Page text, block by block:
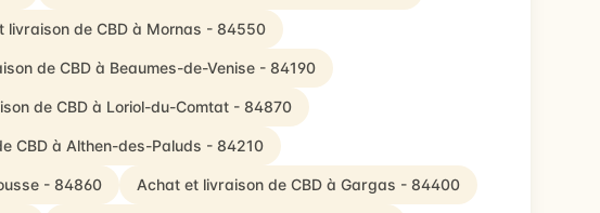
livraison de CBD à Mornas - 84550
de CBD à Beaumes-de-Venise - 84190
de CBD à Loriol-du-Comtat - 84870
CBD à Althen-des-Paluds - 84210
- 84860 Achat et livraison de CBD à Gargas - 84400